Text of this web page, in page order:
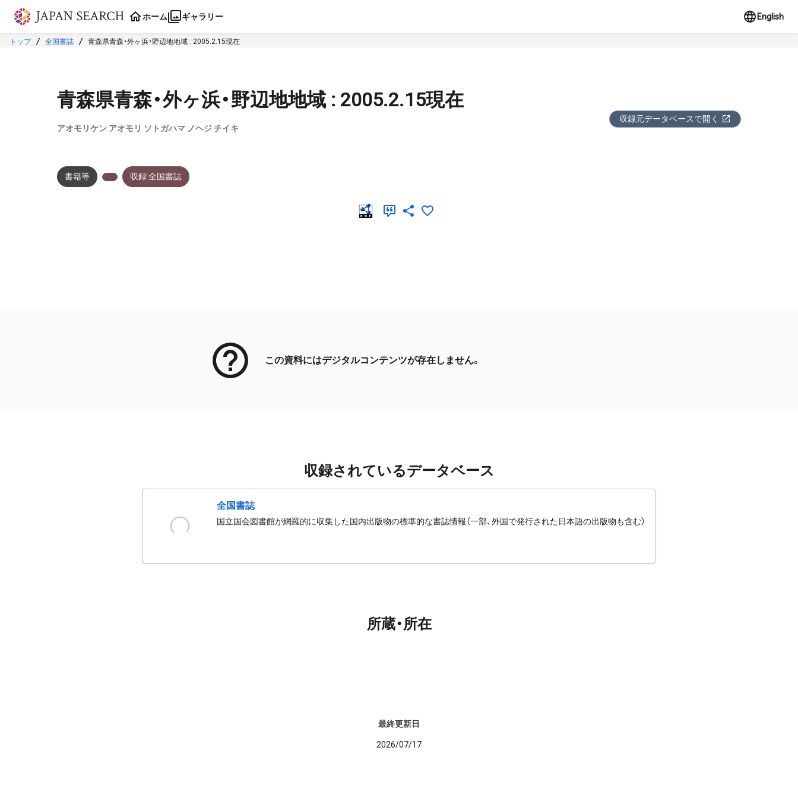
本文に飛ぶ
ホーム ギャラリー English
トップ 全国書誌 青森県青森・外ヶ浜・野辺地地域 : 2005.2.15現在
青森県青森・外ヶ浜・野辺地地域 : 2005.2.15現在
アオモリケン アオモリ ソトガハマ ノヘジ チイキ
収録元データベースで開く
書籍等 収録:全国書誌
この資料にはデジタルコンテンツが存在しません。
収録されているデータベース
全国書誌
国立国会図書館が網羅的に収集した国内出版物の標準的な書誌情報（一部、外国で発行された日本語の出版物も含む）
所蔵・所在
最終更新日
2026/07/17